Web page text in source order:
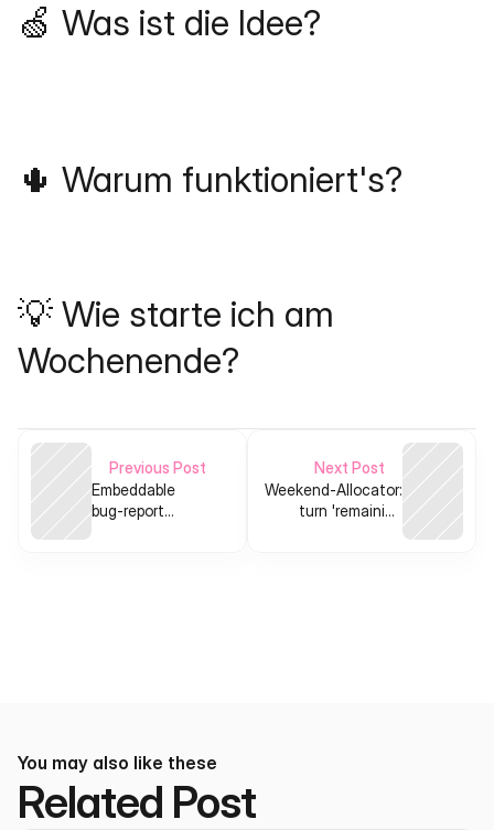
🍏 Was ist die Idee?
🌵 Warum funktioniert's?
💡 Wie starte ich am
Wochenende?
Previous Post
Embeddable
bug-report
Next Post
Weekend‑Allocator:
turn 'remaining
You may also like these
Related Post